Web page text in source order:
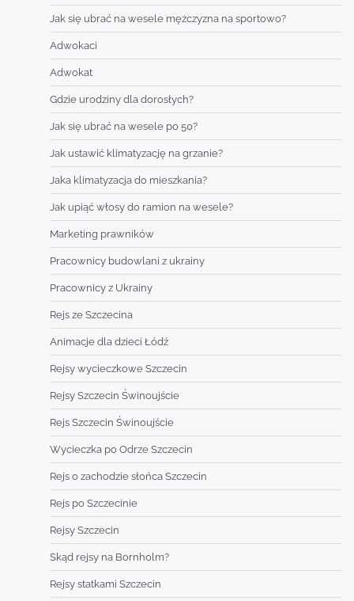
Jak się ubrać na wesele mężczyzna na sportowo?
Adwokaci
Adwokat
Gdzie urodziny dla dorosłych?
Jak się ubrać na wesele po 50?
Jak ustawić klimatyzację na grzanie?
Jaka klimatyzacja do mieszkania?
Jak upiąć włosy do ramion na wesele?
Marketing prawników
Pracownicy budowlani z ukrainy
Pracownicy z Ukrainy
Rejs ze Szczecina
Animacje dla dzieci Łódź
Rejsy wycieczkowe Szczecin
Rejsy Szczecin Świnoujście
Rejs Szczecin Świnoujście
Wycieczka po Odrze Szczecin
Rejs o zachodzie słońca Szczecin
Rejs po Szczecinie
Rejsy Szczecin
Skąd rejsy na Bornholm?
Rejsy statkami Szczecin